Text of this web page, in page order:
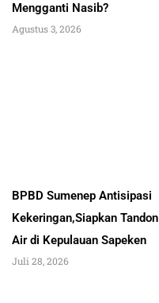
Mengganti Nasib?
Agustus 3, 2026
BPBD Sumenep Antisipasi
Kekeringan,Siapkan Tandon
Air di Kepulauan Sapeken
Juli 28, 2026